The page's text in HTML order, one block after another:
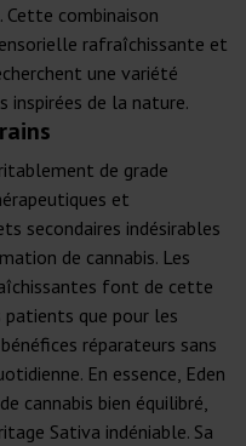
combinaison
rafraîchissante et
une variété
inspirées de la nature.
de grade
et
secondaires indésirables
de cannabis. Les
font de cette
que pour les
réparateurs sans
En essence, Eden
cannabis bien équilibré,
Sativa indéniable. Sa